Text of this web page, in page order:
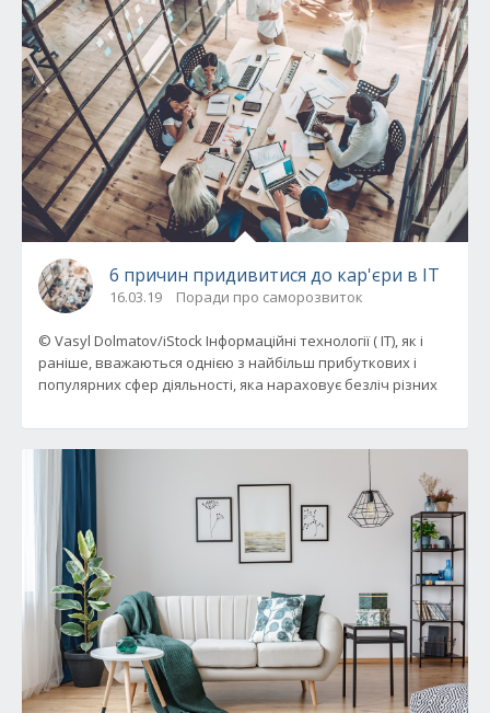
6 причин придивитися до кар'єри в ІТ
16.03.19 Поради про саморозвиток
© Vasyl Dolmatov/iStock Інформаційні технології ( IT), як і
раніше, вважаються однією з найбільш прибуткових і
популярних сфер діяльності, яка нараховує безліч різних